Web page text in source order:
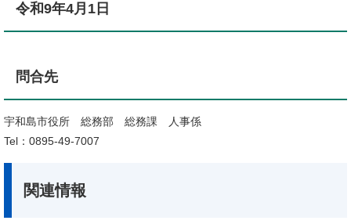
令和9年4月1日
問合先
宇和島市役所 総務部 総務課 人事係
Tel：0895-49-7007
関連情報